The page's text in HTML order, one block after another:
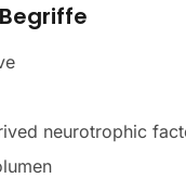
neurotrophic